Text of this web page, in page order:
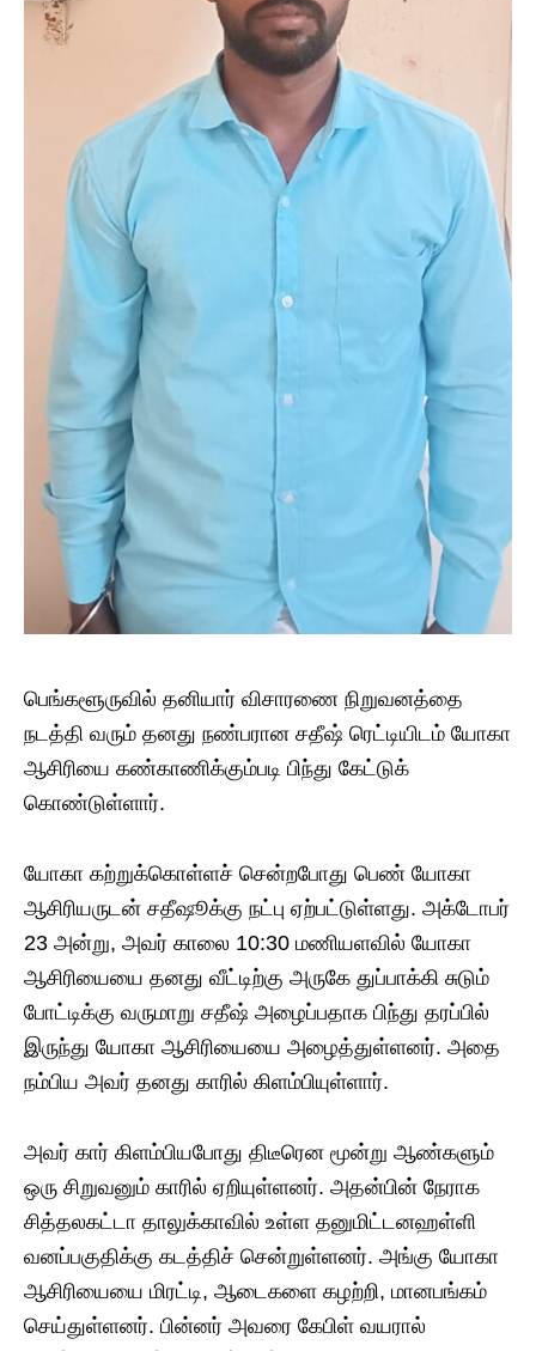
பெங்களூருவில் தனியார் விசாரணை நிறுவனத்தை
நடத்தி வரும் தனது நண்பரான சதீஷ் ரெட்டியிடம் யோகா
ஆசிரியை கண்காணிக்கும்படி பிந்து கேட்டுக்
கொண்டுள்ளார்.
யோகா கற்றுக்கொள்ளச் சென்றபோது பெண் யோகா
ஆசிரியருடன் சதீஷூக்கு நட்பு ஏற்பட்டுள்ளது. அக்டோபர்
23 அன்று, அவர் காலை 10:30 மணியளவில் யோகா
ஆசிரியையை தனது வீட்டிற்கு அருகே துப்பாக்கி சுடும்
போட்டிக்கு வருமாறு சதீஷ் அழைப்பதாக பிந்து தரப்பில்
இருந்து யோகா ஆசிரியையை அழைத்துள்ளனர். அதை
நம்பிய அவர் தனது காரில் கிளம்பியுள்ளார்.
அவர் கார் கிளம்பியபோது திடீரென ​​மூன்று ஆண்களும்
ஒரு சிறுவனும் காரில் ஏறியுள்ளனர். அதன்பின் நேராக
சித்தலகட்டா தாலுக்காவில் உள்ள தனுமிட்டனஹள்ளி
வனப்பகுதிக்கு கடத்திச் சென்றுள்ளனர். அங்கு யோகா
ஆசிரியையை மிரட்டி, ஆடைகளை கழற்றி, மானபங்கம்
செய்துள்ளனர். பின்னர் அவரை கேபிள் வயரால்